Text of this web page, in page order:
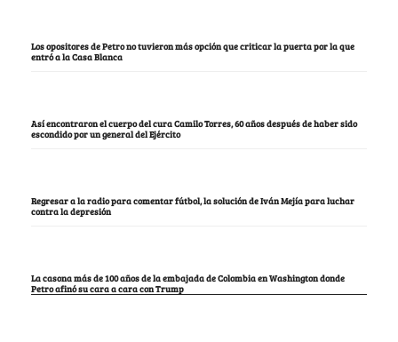
Los opositores de Petro no tuvieron más opción que criticar la puerta por la que
entró a la Casa Blanca
Así encontraron el cuerpo del cura Camilo Torres, 60 años después de haber sido
escondido por un general del Ejército
Regresar a la radio para comentar fútbol, la solución de Iván Mejía para luchar
contra la depresión
La casona más de 100 años de la embajada de Colombia en Washington donde
Petro afinó su cara a cara con Trump